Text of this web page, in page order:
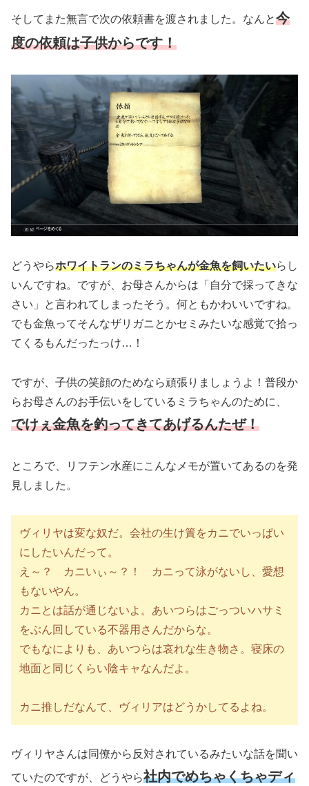
そしてまた無言で次の依頼書を渡されました。なんと今
度の依頼は子供からです！
どうやらホワイトランのミラちゃんが金魚を飼いたいらし
いんですね。ですが、お母さんからは「自分で採ってきな
さい」と言われてしまったそう。何ともかわいいですね。
でも金魚ってそんなザリガニとかセミみたいな感覚で拾っ
てくるもんだったっけ…！
ですが、子供の笑顔のためなら頑張りましょうよ！普段か
らお母さんのお手伝いをしているミラちゃんのために、
でけぇ金魚を釣ってきてあげるんたぜ！
ところで、リフテン水産にこんなメモが置いてあるのを発
見しました。
ヴィリヤは変な奴だ。会社の生け簀をカニでいっぱい
にしたいんだって。
え～？ カニいぃ～？！ カニって泳がないし、愛想
もないやん。
カニとは話が通じないよ。あいつらはごっついハサミ
をぶん回している不器用さんだからな。
でもなによりも、あいつらは哀れな生き物さ。寝床の
地面と同じくらい陰キャなんだよ。
カニ推しだなんて、ヴィリアはどうかしてるよね。
ヴィリヤさんは同僚から反対されているみたいな話を聞い
ていたのですが、どうやら社内でめちゃくちゃディ